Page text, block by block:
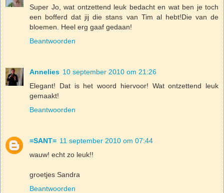
Super Jo, wat ontzettend leuk bedacht en wat ben je toch
een bofferd dat jij die stans van Tim al hebt!Die van de
bloemen. Heel erg gaaf gedaan!
Beantwoorden
Annelies 10 september 2010 om 21:26
Elegant! Dat is het woord hiervoor! Wat ontzettend leuk
gemaakt!
Beantwoorden
=SANT= 11 september 2010 om 07:44
wauw! echt zo leuk!!
groetjes Sandra
Beantwoorden